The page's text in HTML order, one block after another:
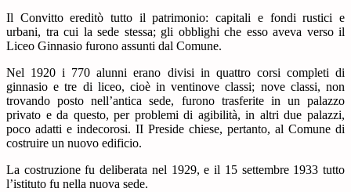
Il Convitto ereditò tutto il patrimonio: capitali e fondi rustici e
urbani, tra cui la sede stessa; gli obblighi che esso aveva verso il
Liceo Ginnasio furono assunti dal Comune.
Nel 1920 i 770 alunni erano divisi in quattro corsi completi di
ginnasio e tre di liceo, cioè in ventinove classi; nove classi, non
trovando posto nell’antica sede, furono trasferite in un palazzo
privato e da questo, per problemi di agibilità, in altri due palazzi,
poco adatti e indecorosi. II Preside chiese, pertanto, al Comune di
costruire un nuovo edificio.
La costruzione fu deliberata nel 1929, e il 15 settembre 1933 tutto
l’istituto fu nella nuova sede.